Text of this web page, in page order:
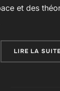
et des
LIRE LA